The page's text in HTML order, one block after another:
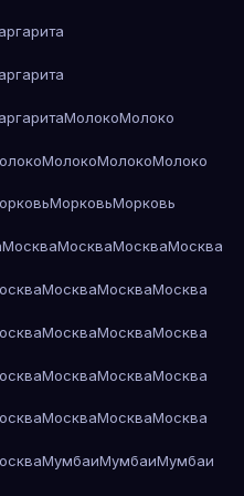
МолокоМолоко
МолокоМолокоМолоко
МорковьМорковь
МоскваМоскваМоскваМосква
МоскваМоскваМосква
МоскваМоскваМосква
МоскваМоскваМосква
МоскваМоскваМосква
МумбаиМумбаиМумбаи